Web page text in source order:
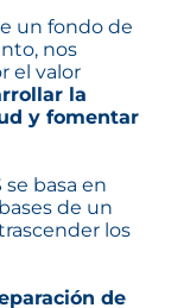
un fondo de
nos
el valor
la
y fomentar
basa en
de un
los
de